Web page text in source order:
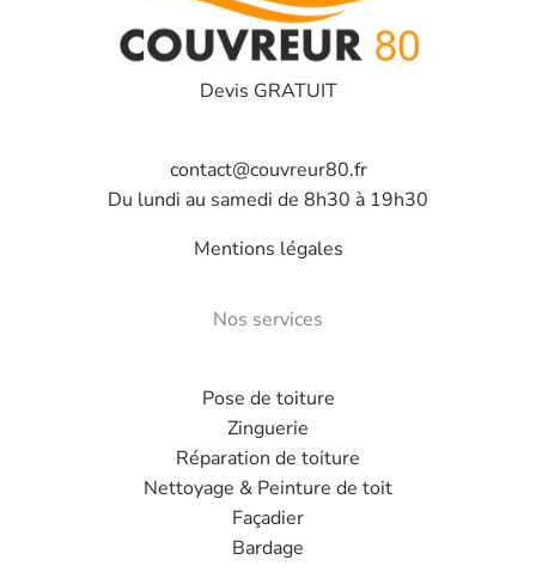
Devis GRATUIT
contact@couvreur80.fr
Du lundi au samedi de 8h30 à 19h30
Mentions légales
Nos services
Pose de toiture
Zinguerie
Réparation de toiture
Nettoyage & Peinture de toit
Façadier
Bardage